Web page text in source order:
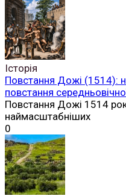
Історія
Повстання Дожі (1514):
повстання
Повстання Дожі 1514
наймасштабніших
0